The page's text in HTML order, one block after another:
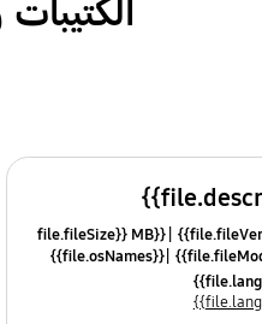
{{file.fileSize}} MB
{{file.osNames}}